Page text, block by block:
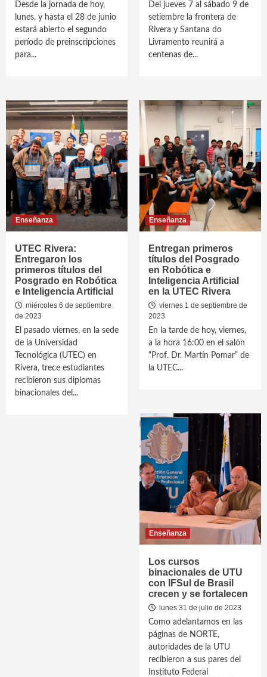
Desde la jornada de hoy,
lunes, y hasta el 28 de junio
estará abierto el segundo
período de preinscripciones
para...
Del jueves 7 al sábado 9 de
setiembre la frontera de
Rivera y Santana do
Livramento reunirá a
centenas de...
Enseñanza
UTEC Rivera:
Entregaron los
primeros títulos del
Posgrado en Robótica
e Inteligencia Artificial
miércoles 6 de septiembre
de 2023
El pasado viernes, en la sede
de la Universidad
Tecnológica (UTEC) en
Rivera, trece estudiantes
recibieron sus diplomas
binacionales del...
Enseñanza
Entregan primeros
títulos del Posgrado
en Robótica e
Inteligencia Artificial
en la UTEC Rivera
viernes 1 de septiembre de
2023
En la tarde de hoy, viernes,
a la hora 16:00 en el salón
“Prof. Dr. Martín Pomar” de
la UTEC...
Enseñanza
Los cursos
binacionales de UTU
con IFSul de Brasil
crecen y se fortalecen
lunes 31 de julio de 2023
Como adelantamos en las
páginas de NORTE,
autoridades de la UTU
recibieron a sus pares del
Instituto Federal